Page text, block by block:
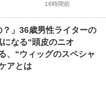
16時間前
？」36歳男性ライターの
なる“頭皮のニオ
、“ウィッグのスペシャ
アとは